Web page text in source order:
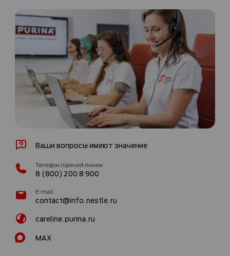
Ваши вопросы имеют значение
Телефон горячей линии
8 (800) 200 8 900
E-mail
contact@info.nestle.ru
careline.purina.ru
MAX